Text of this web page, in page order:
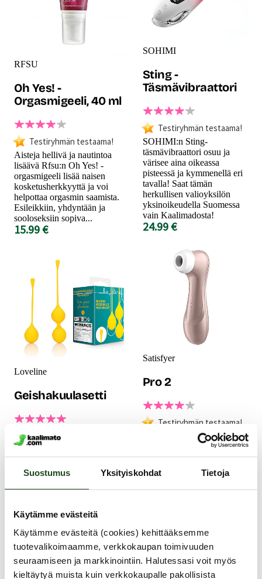
Suostumus Yksityiskohdat Tietoja
Käytämme evästeitä
Käytämme evästeitä (cookies) kehittääksemme
tuotevalikoimaamme, verkkokaupan toimivuuden
seuraamiseen ja markkinointiin. Halutessasi voit myös
kieltäytyä muista kuin verkkokaupalle pakollisista
RFSU
Oh Yes! -
Orgasmigeeli, 40 ml
Testiryhmän testaama!
Aisteja hellivä ja nautintoa
lisäävä Rfsu:n Oh Yes! -
orgasmigeeli lisää naisen
kosketusherkkyyttä ja voi
helpottaa orgasmin saamista.
Esileikkiin, yhdyntään ja
sooloseksiin sopiva...
15.99 €
SOHIMI
Sting -
Täsmävibraattori
Testiryhmän testaama!
SOHIMI:n Sting-
täsmävibraattori osuu ja
värisee aina oikeassa
pisteessä ja kymmenellä eri
tavalla! Saat tämän
herkullisen valioyksilön
yksinoikeudella Suomessa
vain Kaalimadosta!
24.99 €
Loveline
Geishakuulasetti
Testiryhmän testaama!
Lovelinen lantionpohjalihasten
harjoittamiseen tarkoitetut
ihanan väriset geishakuulat
innostavat treenaamaan missä ja
milloin vain. Pirteän keltaiset
hieman pienikokoisemmat ja ne
niille naisille...
22.99 €
Satisfyer
Pro 2
Testiryhmän testaama!
intiimihyvinvointiasi
loistavalla Satisfyer Pro 2 -
klitoriskiihottimella! Tämän
klitorista imevän kiihottimen
avulla entistä useamman on
39.90 €